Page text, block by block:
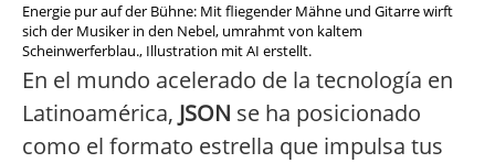
Energie pur auf der Bühne: Mit fliegender Mähne und Gitarre wirft
sich der Musiker in den Nebel, umrahmt von kaltem
Scheinwerferblau., Illustration mit AI erstellt.
En el mundo acelerado de la tecnología en
Latinoamérica, JSON se ha posicionado
como el formato estrella que impulsa tus